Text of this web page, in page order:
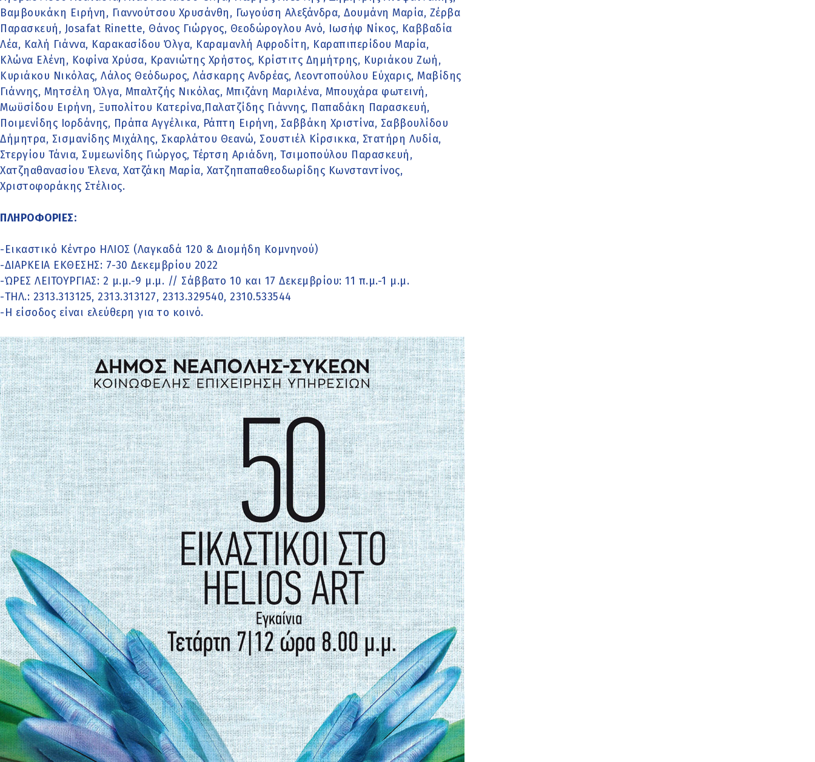
Βαμβουκάκη Ειρήνη, Γιαννούτσου Χρυσάνθη, Γωγούση Αλεξάνδρα, Δουμάνη Μαρία, Ζέρβα
Παρασκευή, Josafat Rinette, Θάνος Γιώργος, Θεοδώρογλου Ανό, Ιωσήφ Νίκος, Καββαδία
Λέα, Καλή Γιάννα, Καρακασίδου Όλγα, Καραμανλή Αφροδίτη, Καραπιπερίδου Μαρία,
Κλώνα Ελένη, Κοφίνα Χρύσα, Κρανιώτης Χρήστος, Κρίστιτς Δημήτρης, Κυριάκου Ζωή,
Κυριάκου Νικόλας, Λάλος Θεόδωρος, Λάσκαρης Ανδρέας, Λεοντοπούλου Εύχαρις, Μαβίδης
Γιάννης, Μητσέλη Όλγα, Μπαλτζής Nικόλας, Μπιζάνη Μαριλένα, Μπουχάρα φωτεινή,
Μωϋσίδου Ειρήνη, Ξυπολίτου Κατερίνα,Παλατζίδης Γιάννης, Παπαδάκη Παρασκευή,
Ποιμενίδης Ιορδάνης, Πράπα Αγγέλικα, Ράπτη Ειρήνη, Σαββάκη Χριστίνα, Σαββουλίδου
Δήμητρα, Σισμανίδης Μιχάλης, Σκαρλάτου Θεανώ, Σουστιέλ Κίρσικκα, Στατήρη Λυδία,
Στεργίου Τάνια, Συμεωνίδης Γιώργος, Τέρτση Αριάδνη, Τσιμοπούλου Παρασκευή,
Χατζηαθανασίου Έλενα, Χατζάκη Μαρία, Χατζηπαπαθεοδωρίδης Κωνσταντίνος,
Χριστοφοράκης Στέλιος.
ΠΛΗΡΟΦΟΡΙΕΣ:
-Εικαστικό Κέντρο ΗΛΙΟΣ (Λαγκαδά 120 & Διομήδη Κομνηνού)
-ΔΙΑΡΚΕΙΑ ΕΚΘΕΣΗΣ: 7-30 Δεκεμβρίου 2022
-ΏΡΕΣ ΛΕΙΤΟΥΡΓΙΑΣ: 2 μ.μ.-9 μ.μ. // Σάββατο 10 και 17 Δεκεμβρίου: 11 π.μ.-1 μ.μ.
-ΤΗΛ.: 2313.313125, 2313.313127, 2313.329540, 2310.533544
-Η είσοδος είναι ελεύθερη για το κοινό.